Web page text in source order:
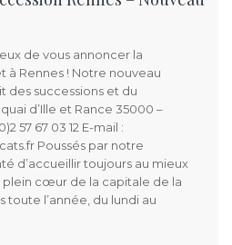
de vous annoncer la
Rennes ! Notre nouveau
des successions et du
d’Ille et Rance 35000 –
57 67 03 12 E-mail :
Poussés par notre
d’accueillir toujours au mieux
plein cœur de la capitale de la
toute l’année, du lundi au